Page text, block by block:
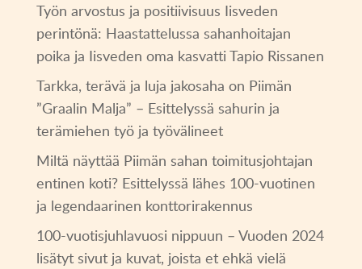
Työn arvostus ja positiivisuus Iisveden
perintönä: Haastattelussa sahanhoitajan
poika ja Iisveden oma kasvatti Tapio Rissanen
Tarkka, terävä ja luja jakosaha on Piimän
”Graalin Malja” – Esittelyssä sahurin ja
terämiehen työ ja työvälineet
Miltä näyttää Piimän sahan toimitusjohtajan
entinen koti? Esittelyssä lähes 100-vuotinen
ja legendaarinen konttorirakennus
100-vuotisjuhlavuosi nippuun – Vuoden 2024
lisätyt sivut ja kuvat, joista et ehkä vielä